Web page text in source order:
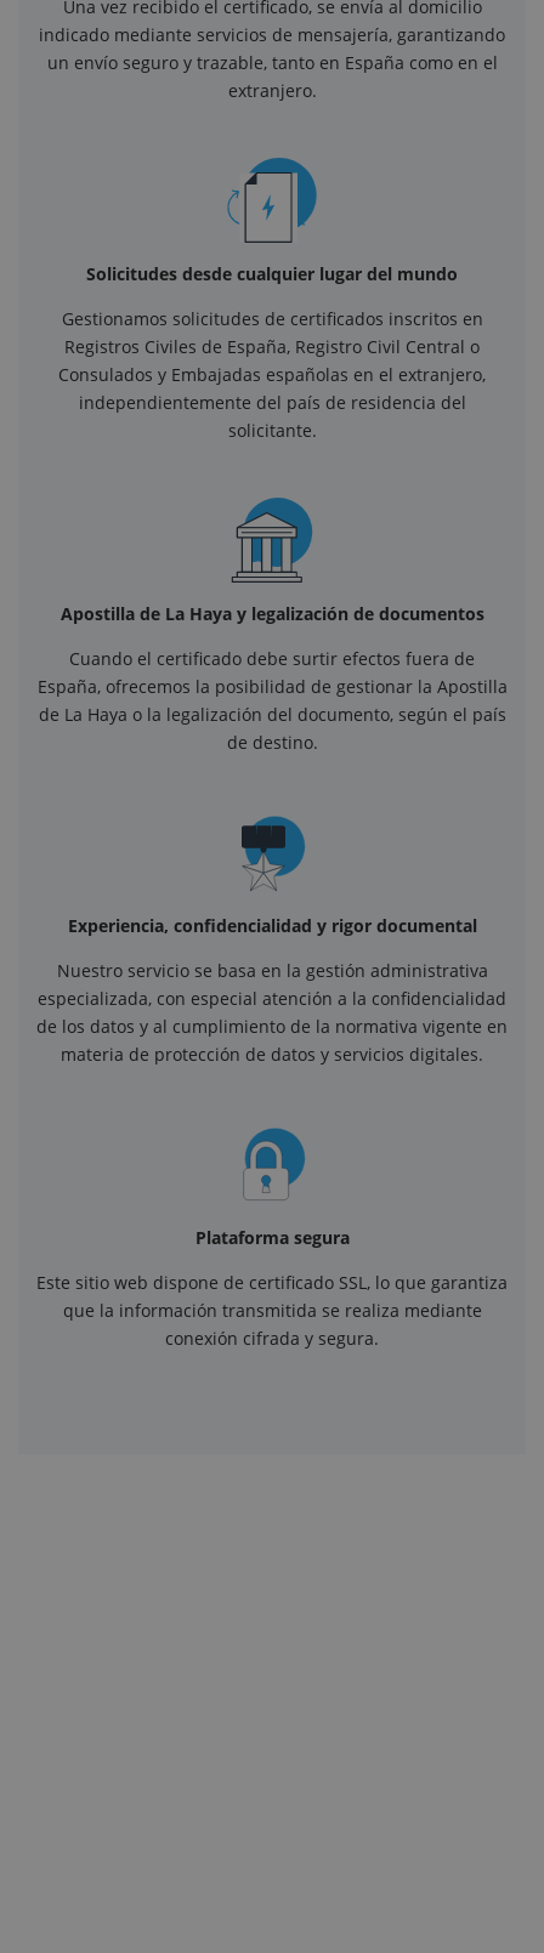
Una vez recibido el certificado, se envía al domicilio
indicado mediante servicios de mensajería, garantizando
un envío seguro y trazable, tanto en España como en el
extranjero.
Solicitudes desde cualquier lugar del mundo
Gestionamos solicitudes de certificados inscritos en
Registros Civiles de España, Registro Civil Central o
Consulados y Embajadas españolas en el extranjero,
independientemente del país de residencia del
solicitante.
Apostilla de La Haya y legalización de documentos
Cuando el certificado debe surtir efectos fuera de
España, ofrecemos la posibilidad de gestionar la Apostilla
de La Haya o la legalización del documento, según el país
de destino.
Experiencia, confidencialidad y rigor documental
Nuestro servicio se basa en la gestión administrativa
especializada, con especial atención a la confidencialidad
de los datos y al cumplimiento de la normativa vigente en
materia de protección de datos y servicios digitales.
Plataforma segura
Este sitio web dispone de certificado SSL, lo que garantiza
que la información transmitida se realiza mediante
conexión cifrada y segura.